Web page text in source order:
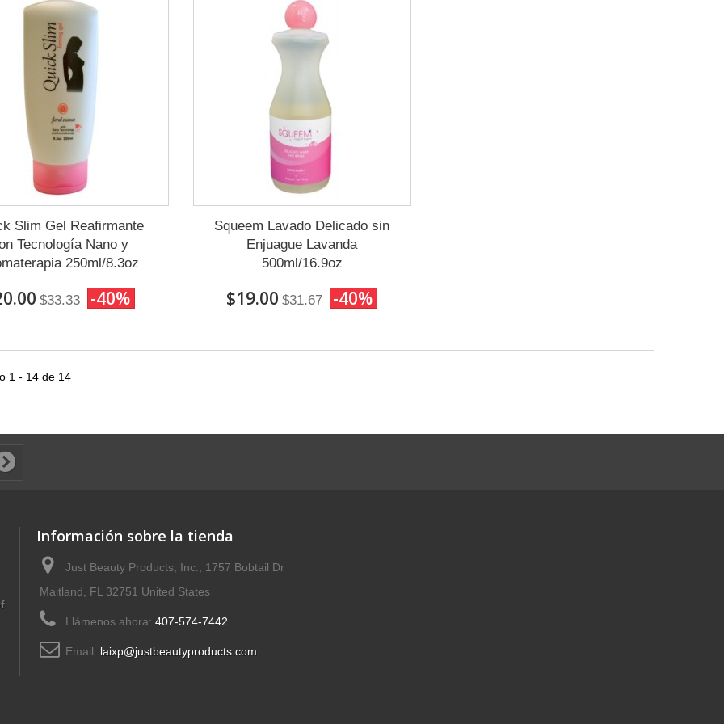
Slim Gel Reafirmante
Tecnología Nano y
250ml/8.3oz
$33.33 -40%
Squeem Lavado Delicado sin
Enjuague Lavanda
500ml/16.9oz
$19.00 $31.67 -40%
1 - 14 de 14
Información sobre la tienda
Just Beauty Products, Inc., 1757 Bobtail Dr
Maitland, FL 32751 United States
Llámenos ahora: 407-574-7442
Email: laixp@justbeautyproducts.com